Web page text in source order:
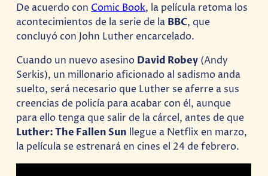
De acuerdo con Comic Book, la película retoma los
acontecimientos de la serie de la BBC, que
concluyó con John Luther encarcelado.
Cuando un nuevo asesino David Robey (Andy
Serkis), un millonario aficionado al sadismo anda
suelto, será necesario que Luther se aferre a sus
creencias de policía para acabar con él, aunque
para ello tenga que salir de la cárcel, antes de que
Luther: The Fallen Sun llegue a Netflix en marzo,
la película se estrenará en cines el 24 de febrero.